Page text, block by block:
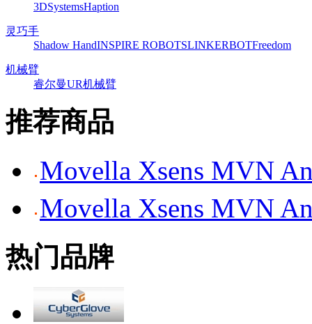
3DSystemsHaption
灵巧手
Shadow HandINSPIRE ROBOTSLINKERBOTFreedom
机械臂
睿尔曼UR机械臂
推荐商品
Movella Xsens MVN
Movella Xsens MVN
热门品牌